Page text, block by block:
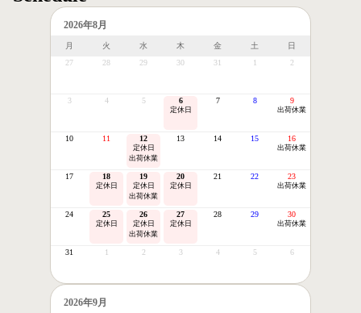
2026年8月
月 火 水 木 金 土
日
27
28 29 30 31 1 2
3 4 5 6
定休日
7 8 9
出荷休業
10 11 12
定休日
出荷休業
13 14 15 16
出荷休業
17 18
定休日
19
定休日
出荷休業
20
定休日
21 22 23
出荷休業
24 25
定休日
26
定休日
出荷休業
27
定休日
28 29 30
出荷休業
31 1 2 3 4 5 6
2026年9月